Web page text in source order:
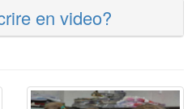
en video?